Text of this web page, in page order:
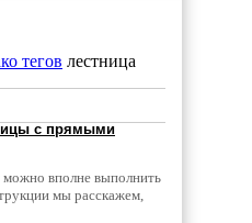
тегов лестница
с прямыми
можно вполне выполнить
мы расскажем,